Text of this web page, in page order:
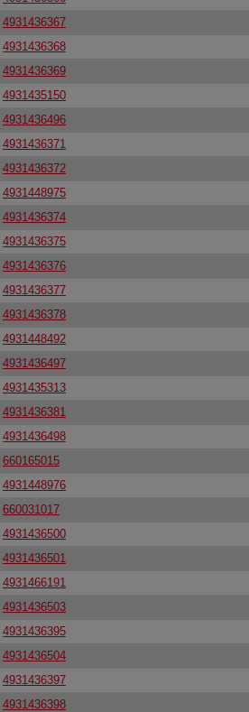
4931436367
4931436368
4931436369
4931435150
4931436496
4931436371
4931436372
4931448975
4931436374
4931436375
4931436376
4931436377
4931436378
4931448492
4931436497
4931435313
4931436381
4931436498
660165015
4931448976
660031017
4931436500
4931436501
4931466191
4931436503
4931436395
4931436504
4931436397
4931436398